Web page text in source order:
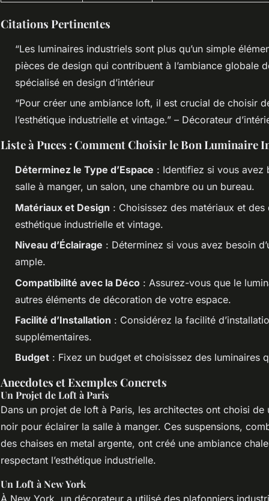
Citations Pertinentes
“Les luminaires industriels sont plus qu’un simple
pièces de design qui contribuent à l’ambiance globale
spécialisé en design d’intérieur
“Pour créer une ambiance loft, il est crucial de choisir
l’esthétique industrielle et vintage.” – Décorateur
Liste à Puces : Comment Choisir le Bon Luminaire
Déterminez le Type d’Espace : Identifiez si vous avez
salle à manger, un salon, une chambre ou un bureau.
Matériaux et Design : Choisissez des matériaux et
esthétique industrielle et vintage.
Niveau d’Éclairage : Déterminez si vous avez besoin
ample.
Compatibilité avec la Déco : Assurez-vous que le
autres éléments de décoration de votre espace.
Facilité d’Installation : Considérez la facilité
supplémentaires.
Budget : Fixez un budget et choisissez des luminaires
Anecdotes et Exemples Concrets
Un Projet de Loft à Paris
Dans un projet de loft à Paris, les architectes ont choisi de
noir pour éclairer la salle à manger. Ces suspensions,
des chaises en metal argente, ont créé une ambiance
respectant l’esthétique industrielle.
Un Loft à New York